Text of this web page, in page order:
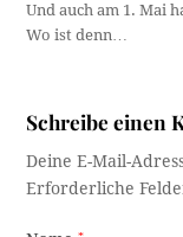
Und auch am 1. Mai
Wo ist denn…
Schreibe einen
Deine E-Mail-
Erforderliche